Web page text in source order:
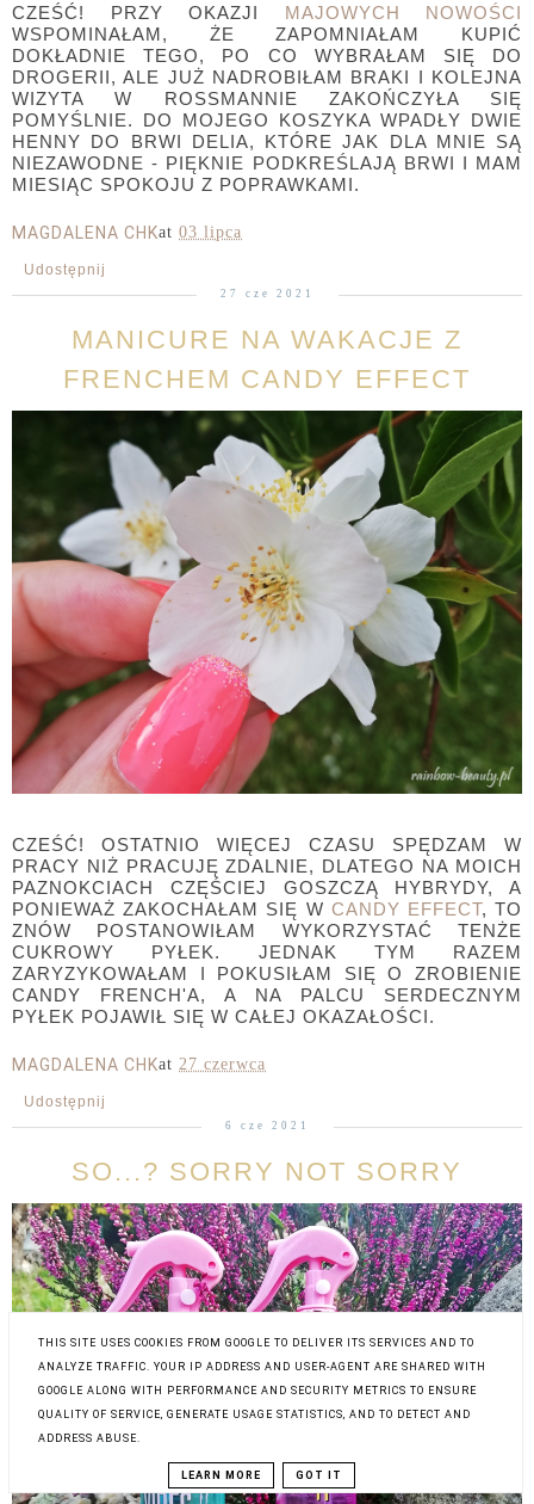
CZEŚĆ! PRZY OKAZJI MAJOWYCH NOWOŚCI
WSPOMINAŁAM, ŻE ZAPOMNIAŁAM KUPIĆ
DOKŁADNIE TEGO, PO CO WYBRAŁAM SIĘ DO
DROGERII, ALE JUŻ NADROBIŁAM BRAKI I KOLEJNA
WIZYTA W ROSSMANNIE ZAKOŃCZYŁA SIĘ
POMYŚLNIE. DO MOJEGO KOSZYKA WPADŁY DWIE
HENNY DO BRWI DELIA, KTÓRE JAK DLA MNIE SĄ
NIEZAWODNE - PIĘKNIE PODKREŚLAJĄ BRWI I MAM
MIESIĄC SPOKOJU Z POPRAWKAMI.
MAGDALENA CHKat 03 lipca
Udostępnij
27 cze 2021
MANICURE NA WAKACJE Z
FRENCHEM CANDY EFFECT
CZEŚĆ! OSTATNIO WIĘCEJ CZASU SPĘDZAM W
PRACY NIŻ PRACUJĘ ZDALNIE, DLATEGO NA MOICH
PAZNOKCIACH CZĘŚCIEJ GOSZCZĄ HYBRYDY, A
PONIEWAŻ ZAKOCHAŁAM SIĘ W CANDY EFFECT, TO
ZNÓW POSTANOWIŁAM WYKORZYSTAĆ TENŻE
CUKROWY PYŁEK. JEDNAK TYM RAZEM
ZARYZYKOWAŁAM I POKUSIŁAM SIĘ O ZROBIENIE
CANDY FRENCH'A, A NA PALCU SERDECZNYM
PYŁEK POJAWIŁ SIĘ W CAŁEJ OKAZAŁOŚCI.
MAGDALENA CHKat 27 czerwca
Udostępnij
6 cze 2021
SO...? SORRY NOT SORRY
THIS SITE USES COOKIES FROM GOOGLE TO DELIVER ITS SERVICES AND TO
ANALYZE TRAFFIC. YOUR IP ADDRESS AND USER-AGENT ARE SHARED WITH
GOOGLE ALONG WITH PERFORMANCE AND SECURITY METRICS TO ENSURE
QUALITY OF SERVICE, GENERATE USAGE STATISTICS, AND TO DETECT AND
ADDRESS ABUSE.
LEARN MORE GOT IT